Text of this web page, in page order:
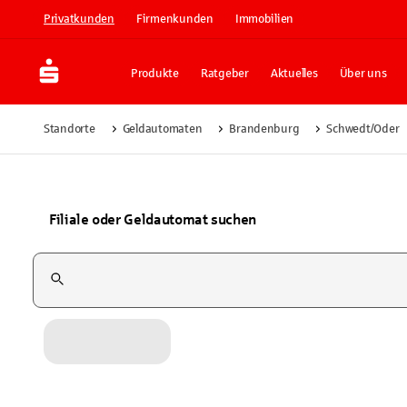
Privatkunden Firmenkunden Immobilien
Produkte Ratgeber Aktuelles Über uns
Standorte Geldautomaten Brandenburg Schwedt/Oder
Filiale oder Geldautomat suchen
Suchfeld